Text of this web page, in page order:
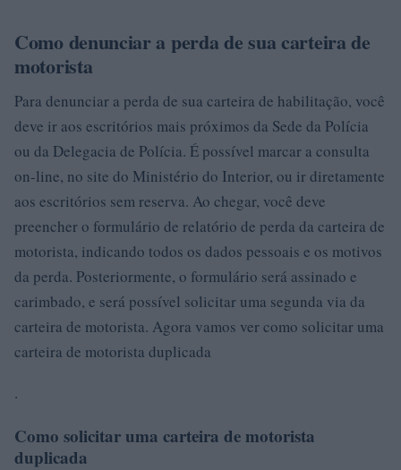
Como denunciar a perda de sua carteira de
motorista
Para denunciar a perda de sua carteira de habilitação, você
deve ir aos escritórios mais próximos da Sede da Polícia
ou da Delegacia de Polícia. É possível marcar a consulta
on-line, no site do Ministério do Interior, ou ir diretamente
aos escritórios sem reserva. Ao chegar, você deve
preencher o formulário de relatório de perda da carteira de
motorista, indicando todos os dados pessoais e os motivos
da perda. Posteriormente, o formulário será assinado e
carimbado, e será possível solicitar uma segunda via da
carteira de motorista. Agora vamos ver como solicitar uma
carteira de motorista duplicada
.
Como solicitar uma carteira de motorista
duplicada